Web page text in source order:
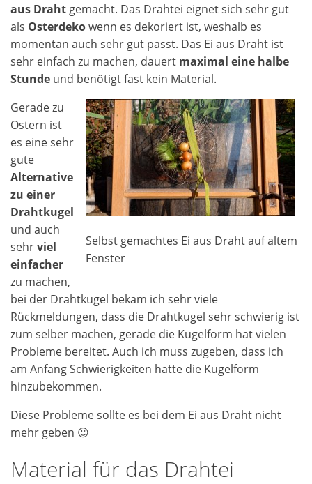
aus Draht gemacht. Das Drahtei eignet sich sehr gut
als Osterdekowenn es dekoriert ist, weshalb es
momentan auch sehr gut passt. Das Ei aus Draht ist
sehr einfach zu machen, dauert maximal eine halbe
Stunde und benötigt fast kein Material.
Selbst gemachtes Ei aus Draht auf altem
Fenster
Gerade zu
Ostern ist
es eine sehr
gute
Alternative
zu einer
Drahtkugel
und auch
sehrviel
einfacher
zu machen,
bei der Drahtkugel bekam ich sehr viele
Rückmeldungen, dass die Drahtkugel sehr schwierig ist
zum selber machen, gerade die Kugelform hat vielen
Probleme bereitet. Auch ich muss zugeben, dass ich
am Anfang Schwierigkeiten hatte die Kugelform
hinzubekommen.
Diese Probleme sollte es bei dem Ei aus Draht nicht
mehr geben 😉
Material für das Drahtei